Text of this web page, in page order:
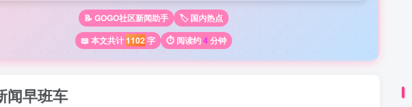
📝 GOGO社区新闻助手
🏷️ 国内热点
📖 本文共计1102字 ⏱️ 阅读约4 分钟
闻早班车